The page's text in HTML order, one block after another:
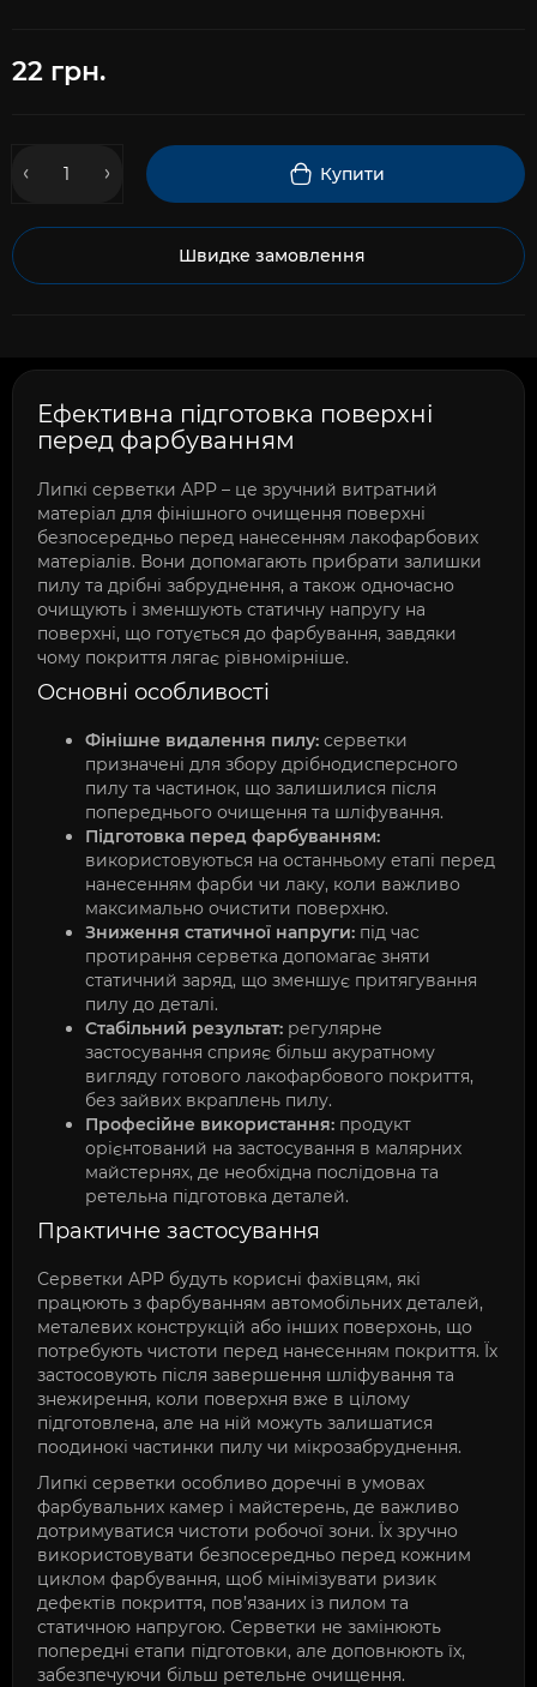
22 грн.
Купити
Швидке замовлення
Ефективна підготовка поверхні
перед фарбуванням
Липкі серветки APP – це зручний витратний
матеріал для фінішного очищення поверхні
безпосередньо перед нанесенням лакофарбових
матеріалів. Вони допомагають прибрати залишки
пилу та дрібні забруднення, а також одночасно
очищують і зменшують статичну напругу на
поверхні, що готується до фарбування, завдяки
чому покриття лягає рівномірніше.
Основні особливості
Фінішне видалення пилу: серветки
призначені для збору дрібнодисперсного
пилу та частинок, що залишилися після
попереднього очищення та шліфування.
Підготовка перед фарбуванням:
використовуються на останньому етапі перед
нанесенням фарби чи лаку, коли важливо
максимально очистити поверхню.
Зниження статичної напруги: під час
протирання серветка допомагає зняти
статичний заряд, що зменшує притягування
пилу до деталі.
Стабільний результат: регулярне
застосування сприяє більш акуратному
вигляду готового лакофарбового покриття,
без зайвих вкраплень пилу.
Професійне використання: продукт
орієнтований на застосування в малярних
майстернях, де необхідна послідовна та
ретельна підготовка деталей.
Практичне застосування
Серветки APP будуть корисні фахівцям, які
працюють з фарбуванням автомобільних деталей,
металевих конструкцій або інших поверхонь, що
потребують чистоти перед нанесенням покриття. Їх
застосовують після завершення шліфування та
знежирення, коли поверхня вже в цілому
підготовлена, але на ній можуть залишатися
поодинокі частинки пилу чи мікрозабруднення.
Липкі серветки особливо доречні в умовах
фарбувальних камер і майстерень, де важливо
дотримуватися чистоти робочої зони. Їх зручно
використовувати безпосередньо перед кожним
циклом фарбування, щоб мінімізувати ризик
дефектів покриття, пов’язаних із пилом та
статичною напругою. Серветки не замінюють
попередні етапи підготовки, але доповнюють їх,
забезпечуючи більш ретельне очищення.